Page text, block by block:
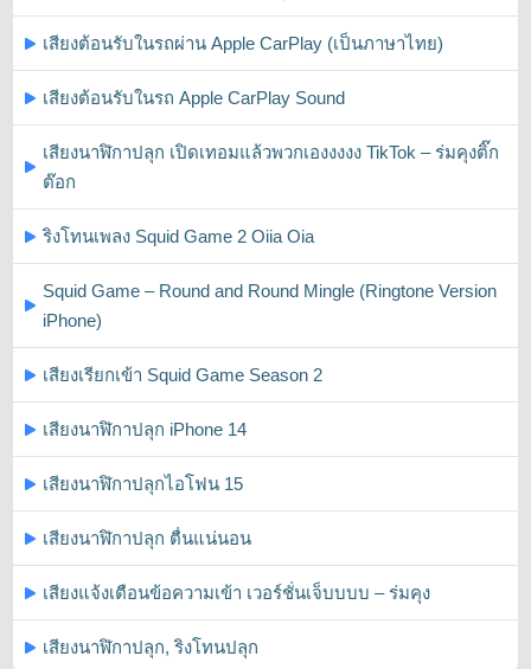
เสียงต้อนรับในรถผ่าน Apple CarPlay (เป็นภาษาไทย)
เสียงต้อนรับในรถ Apple CarPlay Sound
เสียงนาฬิกาปลุก เปิดเทอมแล้วพวกเองงงงง TikTok – ร่มคุงติ๊ก
ต๊อก
ริงโทนเพลง Squid Game 2 Oiia Oia
Squid Game – Round and Round Mingle (Ringtone Version
iPhone)
เสียงเรียกเข้า Squid Game Season 2
เสียงนาฬิกาปลุก iPhone 14
เสียงนาฬิกาปลุกไอโฟน 15
เสียงนาฬิกาปลุก ตื่นแน่นอน
เสียงแจ้งเตือนข้อความเข้า เวอร์ชั่นเจ็บบบบ – ร่มคุง
เสียงนาฬิกาปลุก, ริงโทนปลุก